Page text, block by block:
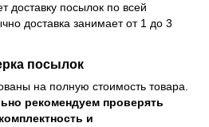
доставку посылок по всей
доставка занимает от 1 до 3
посылок
на полную стоимость товара.
рекомендуем проверять
и